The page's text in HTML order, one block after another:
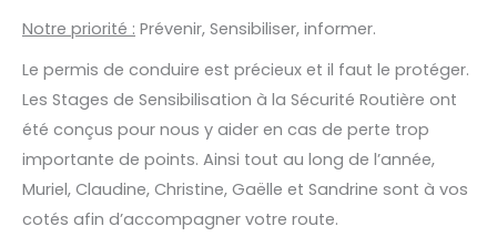
Notre priorité : Prévenir, Sensibiliser, informer.
Le permis de conduire est précieux et il faut le protéger.
Les Stages de Sensibilisation à la Sécurité Routière ont
été conçus pour nous y aider en cas de perte trop
importante de points. Ainsi tout au long de l’année,
Muriel, Claudine, Christine, Gaëlle et Sandrine sont à vos
cotés afin d’accompagner votre route.